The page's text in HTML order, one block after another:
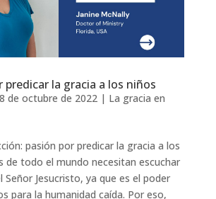
predicar la gracia a los niños
de octubre de 2022| La gracia en
pasión por predicar la gracia a los
de todo el mundo necesitan escuchar
Señor Jesucristo, ya que es el poder
para la humanidad caída. Por eso,